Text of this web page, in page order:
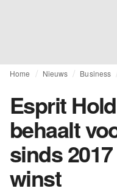
Home Nieuws Business
Esprit
behaalt
sinds
winst